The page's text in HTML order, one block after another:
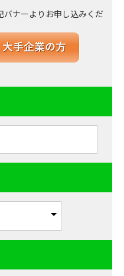
ナーよりお申し込みくだ